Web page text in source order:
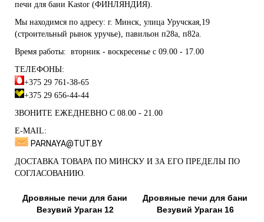
печи для бани Kastor (ФИНЛЯНДИЯ)
Мы находимся по адресу: г. Минск, улица Уручская,19
(строительный рынок уручье), павильон п28а, п82а.
Время работы: вторник - воскресенье с 09.00 - 17.00
ТЕЛЕФОНЫ:
+375 29 761-38-65
+375 29 656-44-44
ЗВОНИТЕ ЕЖЕДНЕВНО С 08.00 - 21.00
Е-MAIL:
PARNAYA@TUT.BY
ДОСТАВКА ТОВАРА ПО МИНСКУ И ЗА ЕГО ПРЕДЕЛЫ ПО
СОГЛАСОВАНИЮ.
Дровяные печи для бани
Везувий Ураган 12
Дровяные печи для бани
Везувий Ураган 16